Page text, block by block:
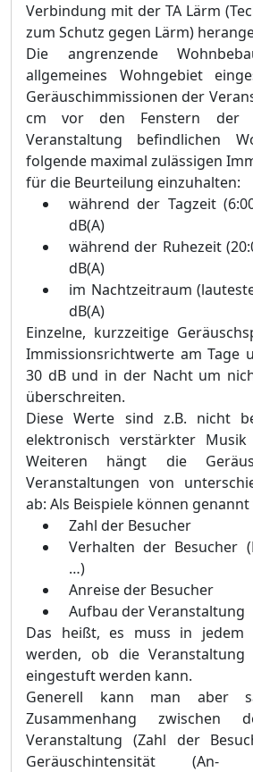
Verbindung mit der TA Lärm
zum Schutz gegen Lärm)
Die angrenzende
allgemeines Wohngebiet
Geräuschimmissionen der
cm vor den Fenstern der
Veranstaltung befindlichen
folgende maximal zulässigen
für die Beurteilung einzuhalten:
während der Tagzeit
dB(A)
während der Ruhezeit
dB(A)
im Nachtzeitraum
dB(A)
Einzelne, kurzzeitige
Immissionsrichtwerte am Tage
30 dB und in der Nacht um
überschreiten.
Diese Werte sind z.B. nicht
elektronisch verstärkter Musik
Weiteren hängt die
Veranstaltungen von
ab: Als Beispiele können
Zahl der Besucher
Verhalten der Besucher
…)
Anreise der Besucher
Aufbau der Veranstaltung
Das heißt, es muss in jedem
werden, ob die Veranstaltung
eingestuft werden kann.
Generell kann man aber
Zusammenhang zwischen
Veranstaltung (Zahl der
Geräuschintensität